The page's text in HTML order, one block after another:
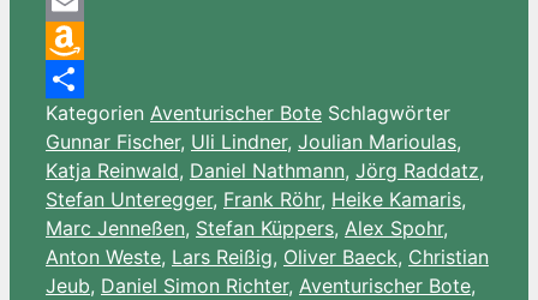
Email
Amazon
Wish
List
Teilen
Kategorien Aventurischer Bote Schlagwörter
Gunnar Fischer, Uli Lindner, Joulian Marioulas,
Katja Reinwald, Daniel Nathmann, Jörg Raddatz,
Stefan Unteregger, Frank Röhr, Heike Kamaris,
Marc Jenneßen, Stefan Küppers, Alex Spohr,
Anton Weste, Lars Reißig, Oliver Baeck, Christian
Jeub, Daniel Simon Richter, Aventurischer Bote,